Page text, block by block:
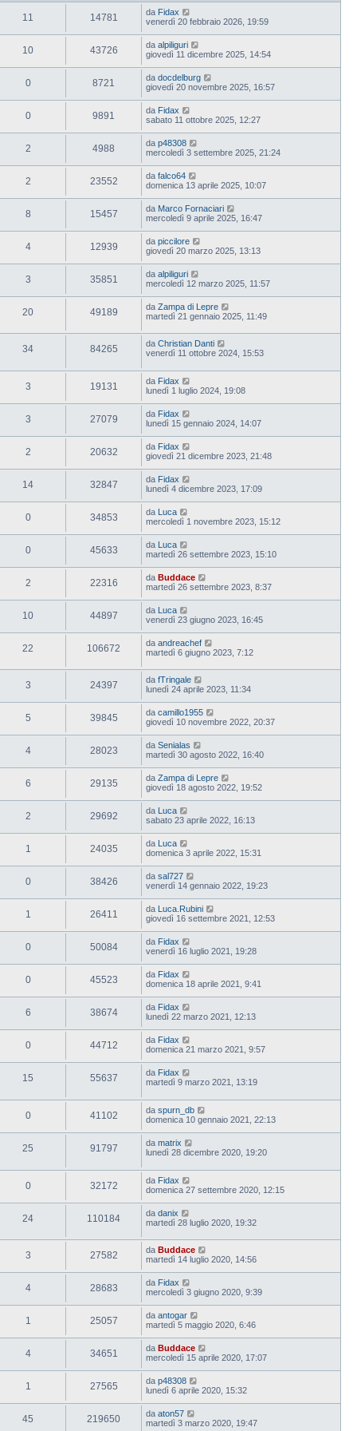
11 14781 da Fidax
venerdì 20 febbraio 2026, 19:59
10 43726 da alpiliguri
giovedì 11 dicembre 2025, 14:54
0 8721 da docdelburg
giovedì 20 novembre 2025, 16:57
0 9891 da Fidax
sabato 11 ottobre 2025, 12:27
2 4988 da p48308
mercoledì 3 settembre 2025, 21:24
2 23552 da falco64
domenica 13 aprile 2025, 10:07
8 15457 da Marco Fornaciari
mercoledì 9 aprile 2025, 16:47
4 12939 da piccilore
giovedì 20 marzo 2025, 13:13
3 35851 da alpiliguri
mercoledì 12 marzo 2025, 11:57
20 49189 da Zampa di Lepre
martedì 21 gennaio 2025, 11:49
34 84265 da Christian Danti
venerdì 11 ottobre 2024, 15:53
3 19131 da Fidax
lunedì 1 luglio 2024, 19:08
3 27079 da Fidax
lunedì 15 gennaio 2024, 14:07
2 20632 da Fidax
giovedì 21 dicembre 2023, 21:48
14 32847 da Fidax
lunedì 4 dicembre 2023, 17:09
0 34853 da Luca
mercoledì 1 novembre 2023, 15:12
0 45633 da Luca
martedì 26 settembre 2023, 15:10
2 22316 da Buddace
martedì 26 settembre 2023, 8:37
10 44897 da Luca
venerdì 23 giugno 2023, 16:45
22 106672 da andreachef
martedì 6 giugno 2023, 7:12
3 24397 da fTringale
lunedì 24 aprile 2023, 11:34
5 39845 da camillo1955
giovedì 10 novembre 2022, 20:37
4 28023 da Senialas
martedì 30 agosto 2022, 16:40
6 29135 da Zampa di Lepre
giovedì 18 agosto 2022, 19:52
2 29692 da Luca
sabato 23 aprile 2022, 16:13
1 24035 da Luca
domenica 3 aprile 2022, 15:31
0 38426 da sal727
venerdì 14 gennaio 2022, 19:23
1 26411 da Luca.Rubini
giovedì 16 settembre 2021, 12:53
0 50084 da Fidax
venerdì 16 luglio 2021, 19:28
0 45523 da Fidax
domenica 18 aprile 2021, 9:41
6 38674 da Fidax
lunedì 22 marzo 2021, 12:13
0 44712 da Fidax
domenica 21 marzo 2021, 9:57
15 55637 da Fidax
martedì 9 marzo 2021, 13:19
0 41102 da spurn_db
domenica 10 gennaio 2021, 22:13
25 91797 da matrix
lunedì 28 dicembre 2020, 19:20
0 32172 da Fidax
domenica 27 settembre 2020, 12:15
24 110184 da danix
martedì 28 luglio 2020, 19:32
3 27582 da Buddace
martedì 14 luglio 2020, 14:56
4 28683 da Fidax
mercoledì 3 giugno 2020, 9:39
1 25057 da antogar
martedì 5 maggio 2020, 6:46
4 34651 da Buddace
mercoledì 15 aprile 2020, 17:07
1 27565 da p48308
lunedì 6 aprile 2020, 15:32
45 219650 da aton57
martedì 3 marzo 2020, 19:47